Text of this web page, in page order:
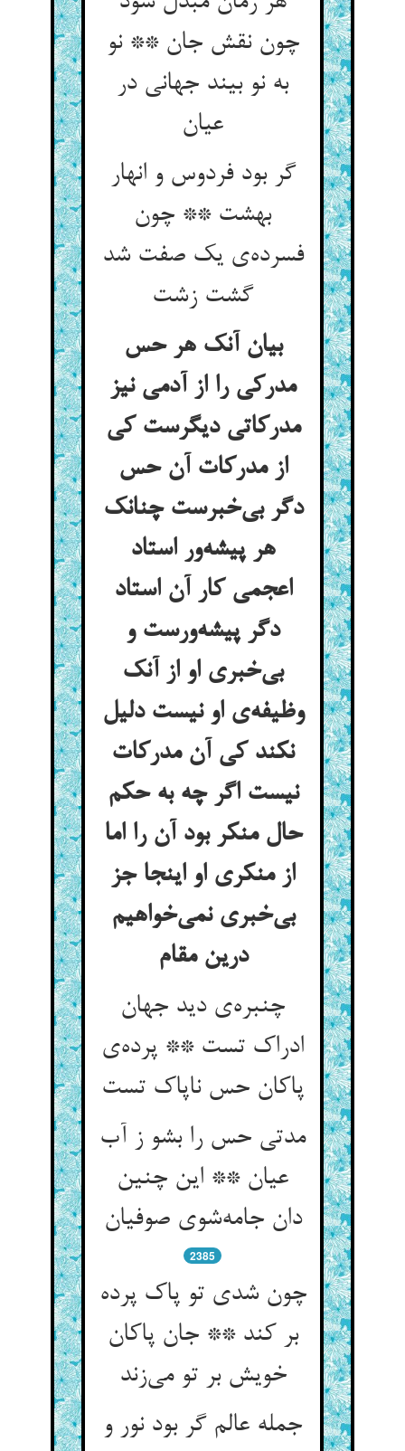
چون نقش جان ** نو
به نو بیند جهانی در
عیان
گر بود فردوس و انهار
بهشت ** چون
فسرده‌ی یک صفت شد
گشت زشت
بیان آنک هر حس
مدرکی را از آدمی نیز
مدرکاتی دیگرست کی
از مدرکات آن حس
دگر بی‌خبرست چنانک
هر پیشه‌ور استاد
اعجمی کار آن استاد
دگر پیشه‌ورست و
بی‌خبری او از آنک
وظیفه‌ی او نیست دلیل
نکند کی آن مدرکات
نیست اگر چه به حکم
حال منکر بود آن را اما
از منکری او اینجا جز
بی‌خبری نمی‌خواهیم
درین مقام
چنبره‌ی دید جهان
ادراک تست ** پرده‌ی
پاکان حس ناپاک تست
مدتی حس را بشو ز آب
عیان ** این چنین
دان جامه‌شوی صوفیان
2385
چون شدی تو پاک پرده
بر کند ** جان پاکان
خویش بر تو می‌زند
جمله عالم گر بود نور و